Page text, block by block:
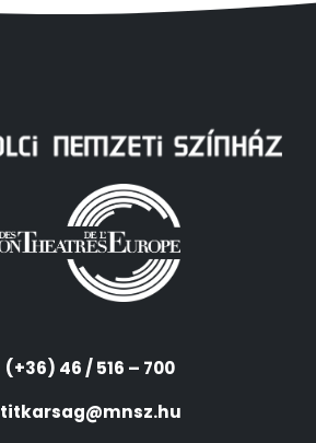
(+36) 46 / 516 – 700
titkarsag@mnsz.hu